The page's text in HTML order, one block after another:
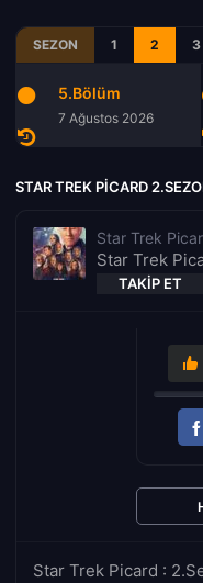
SEZON 1 2 3
5.Bölüm
7 Ağustos 2026
STAR TREK PICARD
Star Trek
Star Trek
TAKIP ET
Star Trek Picard :